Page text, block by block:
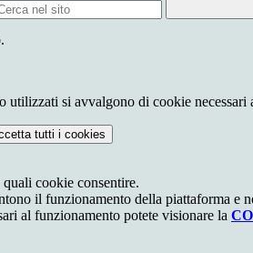
utilizzati si avvalgono di cookie
tutti i cookies
quali cookie consentire.
il funzionamento della piattaforma e
al funzionamento potete visionare la